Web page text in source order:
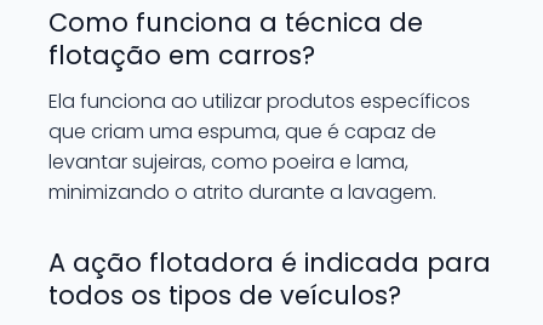
Como funciona a técnica de
flotação em carros?
Ela funciona ao utilizar produtos específicos
que criam uma espuma, que é capaz de
levantar sujeiras, como poeira e lama,
minimizando o atrito durante a lavagem.
A ação flotadora é indicada para
todos os tipos de veículos?